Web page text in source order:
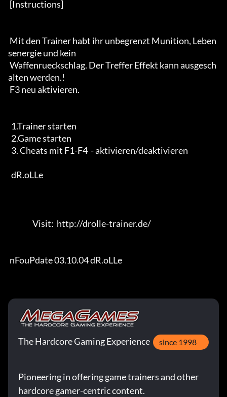
senergie und kein
alten werden.!
nFouPdate 03.10.04 dR.oLLe
The Hardcore Gaming Experience since 1998
Pioneering in offering game trainers and other
hardcore gamer-centric content.